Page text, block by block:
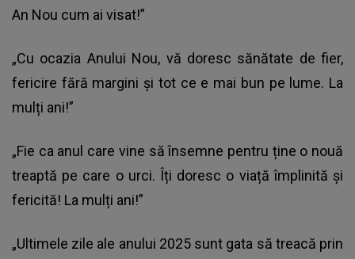
An Nou cum ai visat!”
„Cu ocazia Anului Nou, vă doresc sănătate de fier,
fericire fără margini și tot ce e mai bun pe lume. La
mulți ani!”
„Fie ca anul care vine să însemne pentru ține o nouă
treaptă pe care o urci. Îți doresc o viață împlinită și
fericită! La mulți ani!”
„Ultimele zile ale anului 2025 sunt gata să treacă prin